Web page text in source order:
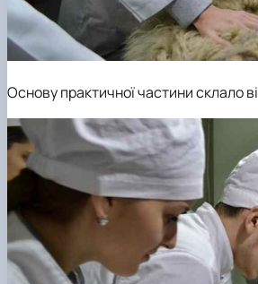
Основу практичної частини склало